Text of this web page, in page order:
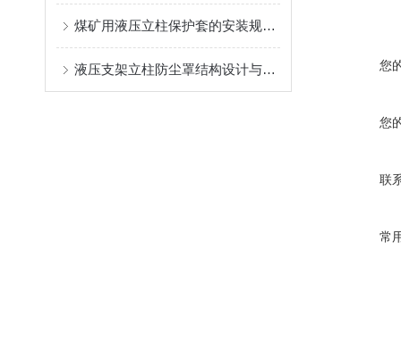
煤矿用液压立柱保护套的安装规范与使用寿命提升方案
液压支架立柱防尘罩结构设计与密封防护原理 您
您
联
常